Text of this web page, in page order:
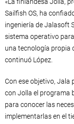
Sailfish OS, ha
ingeniería de Jalasoft
sistema operativo
una tecnología propia
continuó López.
Con ese objetivo, Jala
con Jolla el programa
para conocer las
implementarlas en el